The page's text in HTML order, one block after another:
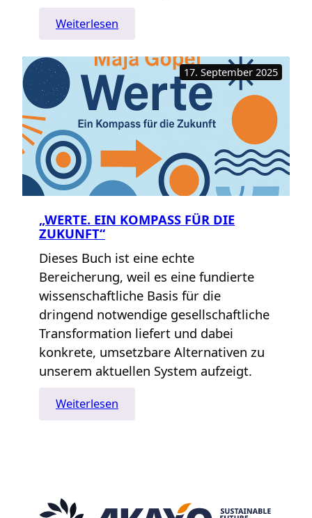
Weiterlesen
Die
Zukunft
der
deutschen
Automobilindustrie
–
rosig,
rostig,
oder
existent?
17. September 2025
„WERTE. EIN KOMPASS FÜR DIE
ZUKUNFT“
Dieses Buch ist eine echte
Bereicherung, weil es eine fundierte
wissenschaftliche Basis für die
dringend notwendige gesellschaftliche
Transformation liefert und dabei
konkrete, umsetzbare Alternativen zu
unserem aktuellen System aufzeigt.
Weiterlesen
„Werte.